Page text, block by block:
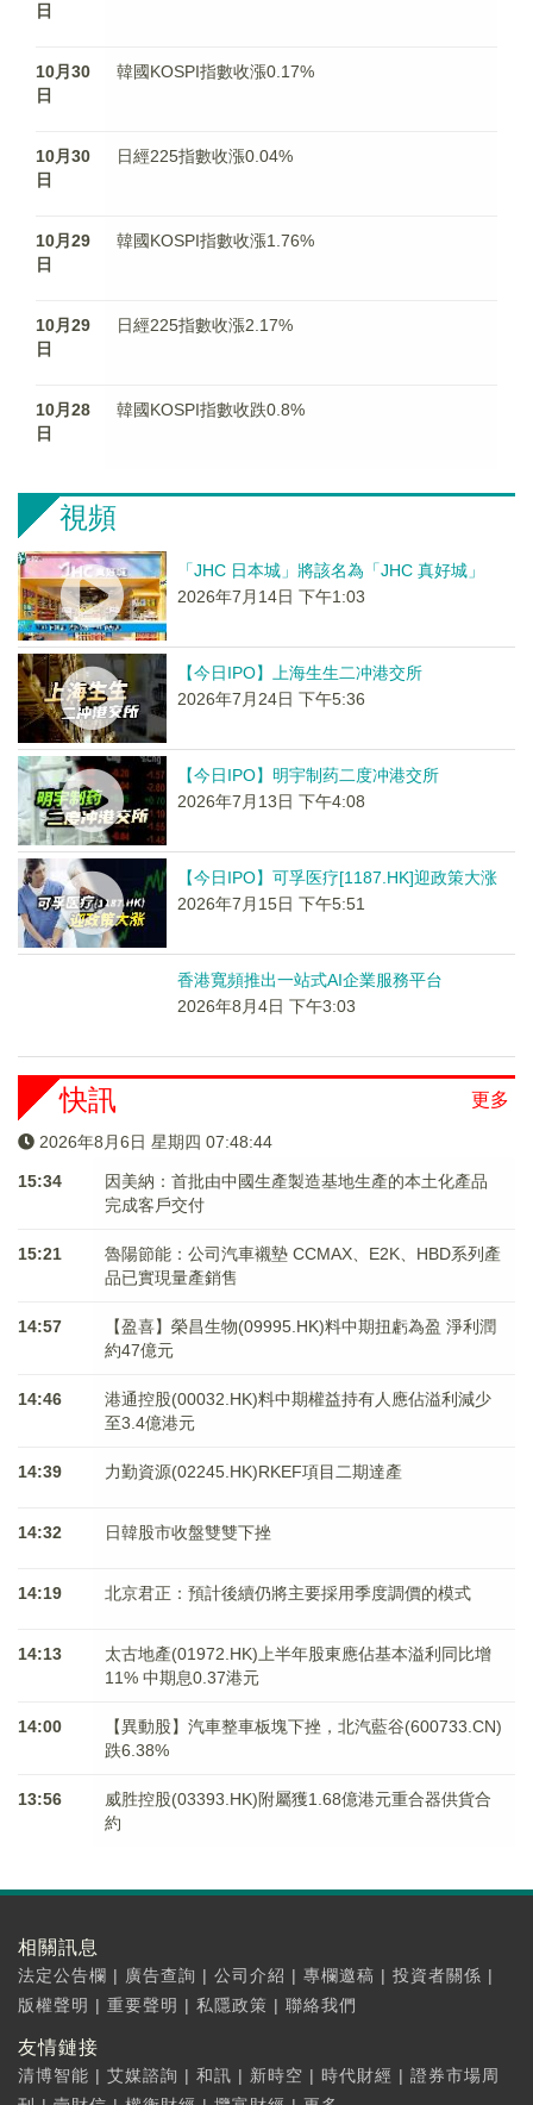
日
10月30
日
韓國KOSPI指數收漲0.17%
10月30
日
日經225指數收漲0.04%
10月29
日
韓國KOSPI指數收漲1.76%
10月29
日
日經225指數收漲2.17%
10月28
日
韓國KOSPI指數收跌0.8%
視頻
「JHC 日本城」將該名為「JHC 真好城」
2026年7月14日 下午1:03
【今日IPO】上海生生二冲港交所
2026年7月24日 下午5:36
【今日IPO】明宇制药二度冲港交所
2026年7月13日 下午4:08
【今日IPO】可孚医疗[1187.HK]迎政策大涨
2026年7月15日 下午5:51
香港寬頻推出一站式AI企業服務平台
2026年8月4日 下午3:03
更多
快訊
2026年8月6日 星期四 07:48:44
15:34
因美納：首批由中國生產製造基地生產的本土化產品
完成客戶交付
15:21
魯陽節能：公司汽車襯墊 CCMAX、E2K、HBD系列產
品已實現量產銷售
14:57
【盈喜】榮昌生物(09995.HK)料中期扭虧為盈 淨利潤
約47億元
14:46
港通控股(00032.HK)料中期權益持有人應佔溢利減少
至3.4億港元
14:39 力勤資源(02245.HK)RKEF項目二期達產
14:32 日韓股市收盤雙雙下挫
14:19 北京君正：預計後續仍將主要採用季度調價的模式
14:13
太古地產(01972.HK)上半年股東應佔基本溢利同比增
11% 中期息0.37港元
14:00
【異動股】汽車整車板塊下挫，北汽藍谷(600733.CN)
跌6.38%
13:56
威胜控股(03393.HK)附屬獲1.68億港元重合器供貨合
約
相關訊息
法定公告欄 | 廣告查詢 | 公司介紹 | 專欄邀稿 | 投資者關係 |
版權聲明 | 重要聲明 | 私隱政策 | 聯絡我們
友情鏈接
清博智能 | 艾媒諮詢 | 和訊 | 新時空 | 時代財經 | 證券市場周